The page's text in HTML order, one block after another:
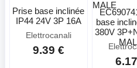
Prise base inclinée
IP44 24V 3P 16A
Elettrocanali
9.39 €
base
380V